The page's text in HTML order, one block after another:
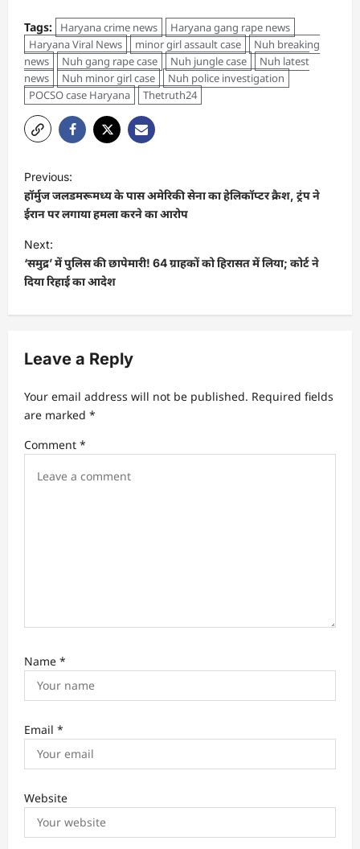
Tags: Haryana crime news
Haryana gang rape news
Haryana Viral News
minor girl assault case
Nuh breaking
news
Nuh gang rape case Nuh jungle case
Nuh latest
news
Nuh minor girl case
Nuh police investigation
POCSO case Haryana
Thetruth24
Previous:
हॉर्मुज जलडमरूमध्य के पास अमेरिकी सेना का हेलिकॉप्टर क्रैश, ट्रंप ने
ईरान पर लगाया हमला करने का आरोप
Next:
‘समुद्र’ में पुलिस की छापेमारी! 64 ग्राहकों को हिरासत में लिया; कोर्ट ने
दिया रिहाई का आदेश
Leave a Reply
Your email address will not be published. Required fields
are marked *
Comment *
Name *
Email *
Website